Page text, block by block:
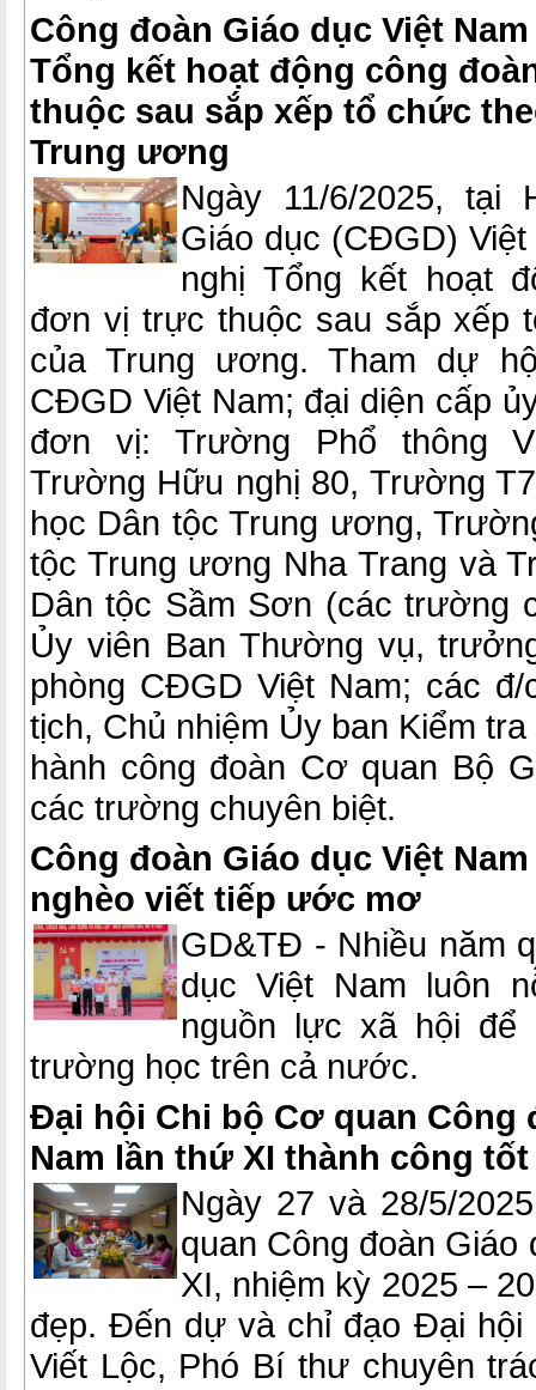
Công đoàn Giáo dục Việt
Tổng kết hoạt động công
thuộc sau sắp xếp tổ chức
Trung ương
Ngày 11/6/2025, tại
Giáo dục (CĐGD)
nghị Tổng kết hoạt
đơn vị trực thuộc sau sắp xếp
của Trung ương. Tham dự
CĐGD Việt Nam; đại diện cấp
đơn vị: Trường Phổ thông
Trường Hữu nghị 80, Trường
học Dân tộc Trung ương,
tộc Trung ương Nha Trang và
Dân tộc Sầm Sơn (các trường
Ủy viên Ban Thường vụ,
phòng CĐGD Việt Nam; các
tịch, Chủ nhiệm Ủy ban Kiểm
hành công đoàn Cơ quan Bộ
các trường chuyên biệt.
Công đoàn Giáo dục Việt
nghèo viết tiếp ước mơ
GD&TĐ - Nhiều năm
dục Việt Nam luôn
nguồn lực xã hội
trường học trên cả nước.
Đại hội Chi bộ Cơ quan Công
Nam lần thứ XI thành công
Ngày 27 và 28/5/
quan Công đoàn Giáo
XI, nhiệm kỳ 2025 –
đẹp. Đến dự và chỉ đạo Đại hội
Viết Lộc, Phó Bí thư chuyên